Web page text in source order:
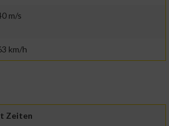
m/s
km/h
Zeiten